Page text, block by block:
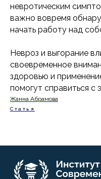
невротическим
важно вовремя
начать работу над
Невроз и выгорание
своевременное
здоровью и
помогут справиться с
Жанна Абрамова
Cтатья